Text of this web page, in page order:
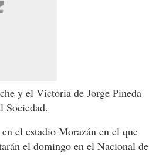
y el Victoria de Jorge Pineda
Sociedad.
el estadio Morazán en el que
el domingo en el Nacional de